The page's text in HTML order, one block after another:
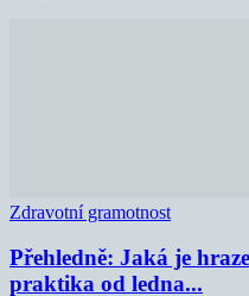
Zdravotní gramotnost
Přehledně: Jaká je
praktika od ledna...